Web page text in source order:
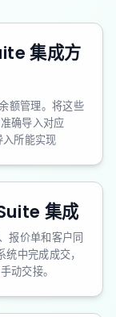
集成方
额管理。将这些
确导入对应
所能实现
集成
报价单和客户同
中完成成交，
动交接。